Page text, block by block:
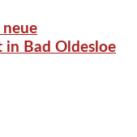
in Bad Oldesloe